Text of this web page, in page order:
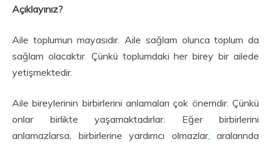
Açıklayınız?
Aile toplumun mayasıdır. Aile sağlam olunca toplum da
sağlam olacaktır. Çünkü toplumdaki her birey bir ailede
yetişmektedir.
Aile bireylerinin birbirlerini anlamaları çok önemdir. Çünkü
onlar birlikte yaşamaktadırlar. Eğer birbirlerini
anlamazlarsa, birbirlerine yardımcı olmazlar, aralarında